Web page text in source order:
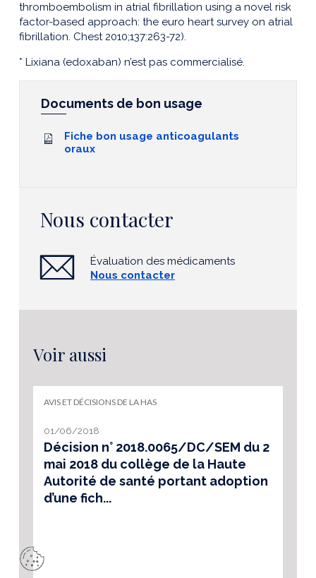
thromboembolism in atrial fibrillation using a novel risk
factor-based approach: the euro heart survey on atrial
fibrillation. Chest 2010;137:263-72).
* Lixiana (edoxaban) n’est pas commercialisé.
Documents de bon usage
Fiche bon usage anticoagulants
oraux
Nous contacter
Évaluation des médicaments
Nous contacter
Voir aussi
AVIS ET DÉCISIONS DE LA HAS
01/06/2018
Décision n° 2018.0065/DC/SEM du 2
mai 2018 du collège de la Haute
Autorité de santé portant adoption
d’une fich...